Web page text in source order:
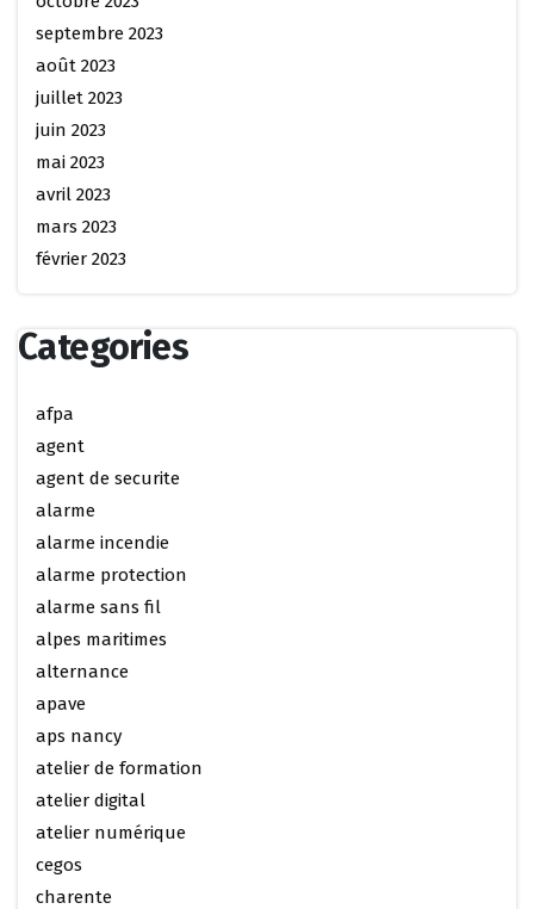
septembre 2023
août 2023
juillet 2023
juin 2023
mai 2023
avril 2023
mars 2023
février 2023
Categories
afpa
agent
agent de securite
alarme
alarme incendie
alarme protection
alarme sans fil
alpes maritimes
alternance
apave
aps nancy
atelier de formation
atelier digital
atelier numérique
cegos
charente